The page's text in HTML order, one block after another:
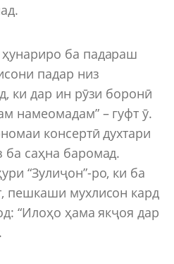
ба падараш
падар низ
ки дар ин рӯзи боронӣ
намеомадам” – гуфт ӯ.
консертӣ духтари
саҳна баромад.
“Зулиҷон”-ро, ки ба
пешкаши мухлисон кард
“Илоҳо ҳама якҷоя дар